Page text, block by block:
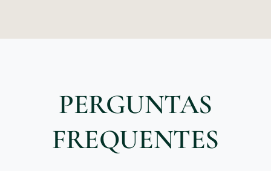
PERGUNTAS
FREQUENTES